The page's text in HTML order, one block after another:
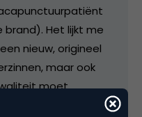
Het lijkt me
nieuw, origineel
maar ook
moet